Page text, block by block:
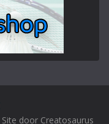
door Creatosaurus